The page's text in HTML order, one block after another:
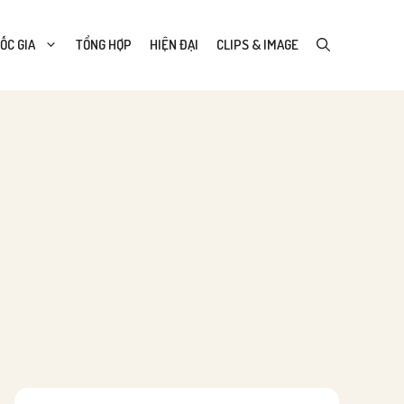
GIA TỔNG HỢP HIỆN ĐẠI CLIPS & IMAGE